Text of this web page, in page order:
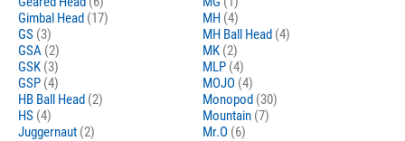
Gimbal Head (17)
GS (3)
GSA (2)
GSK (3)
GSP (4)
HB Ball Head (2)
HS (4)
Juggernaut (2)
MH (4)
MH Ball Head (4)
MK (2)
MLP (4)
MOJO (4)
Monopod (30)
Mountain (7)
Mr.O (6)